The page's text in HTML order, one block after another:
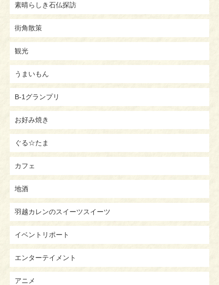
素晴らしき石仏探訪
街角散策
観光
うまいもん
B-1グランプリ
お好み焼き
ぐる☆たま
カフェ
地酒
羽越カレンのスイーツスイーツ
イベントリポート
エンターテイメント
アニメ